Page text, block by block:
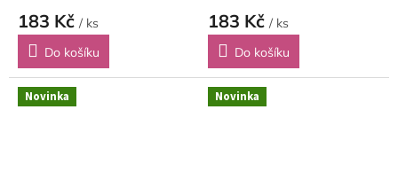
183 Kč / ks
Do košíku
183 Kč / ks
Do košíku
Novinka Novinka